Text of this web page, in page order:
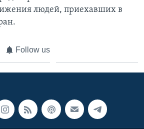
людей, приехавших в
Follow us